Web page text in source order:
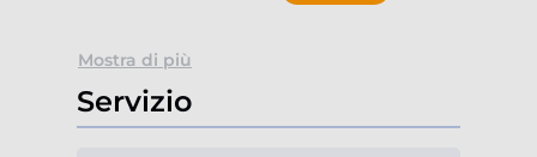
Mostra di più
Servizio